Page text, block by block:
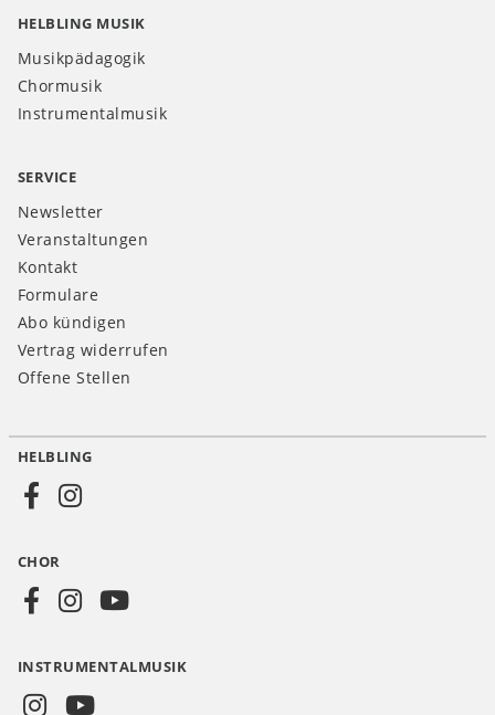
HELBLING MUSIK
Musikpädagogik
Chormusik
Instrumentalmusik
SERVICE
Newsletter
Veranstaltungen
Kontakt
Formulare
Abo kündigen
Vertrag widerrufen
Offene Stellen
Social
CH
HELBLING
CHOR
INSTRUMENTALMUSIK